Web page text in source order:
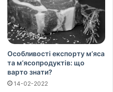
Особливості експорту м’яса
та м’ясопродуктів: що
варто знати?
14-02-2022